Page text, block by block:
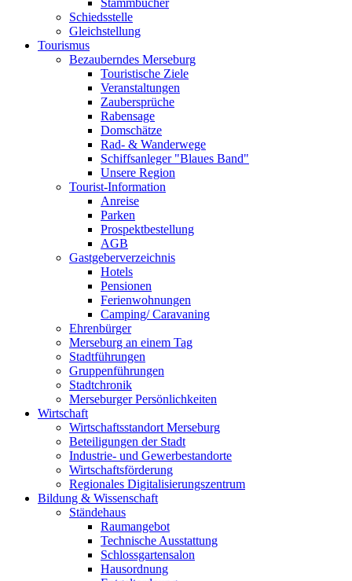
Stammbücher
Schiedsstelle
Gleichstellung
Tourismus
Bezauberndes Merseburg
Touristische Ziele
Veranstaltungen
Zaubersprüche
Rabensage
Domschätze
Rad- & Wanderwege
Schiffsanleger "Blaues Band"
Unsere Region
Tourist-Information
Anreise
Parken
Prospektbestellung
AGB
Gastgeberverzeichnis
Hotels
Pensionen
Ferienwohnungen
Camping/ Caravaning
Ehrenbürger
Merseburg an einem Tag
Stadtführungen
Gruppenführungen
Stadtchronik
Merseburger Persönlichkeiten
Wirtschaft
Wirtschaftsstandort Merseburg
Beteiligungen der Stadt
Industrie- und Gewerbestandorte
Wirtschaftsförderung
Regionales Digitalisierungszentrum
Bildung & Wissenschaft
Ständehaus
Raumangebot
Technische Ausstattung
Schlossgartensalon
Hausordnung